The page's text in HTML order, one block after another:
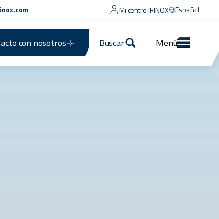
Mi centro IRINOX Español
con nosotros Buscar Menú